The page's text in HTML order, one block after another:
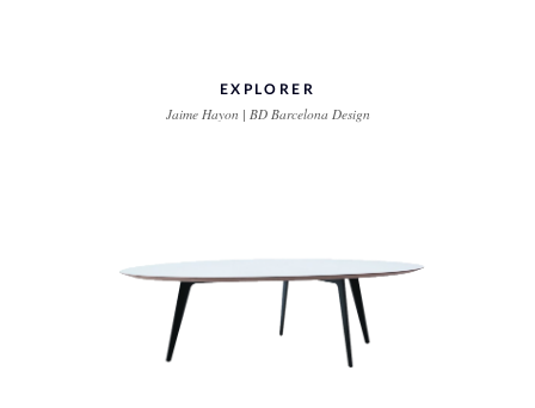
EXPLORER
Jaime Hayon | BD Barcelona Design